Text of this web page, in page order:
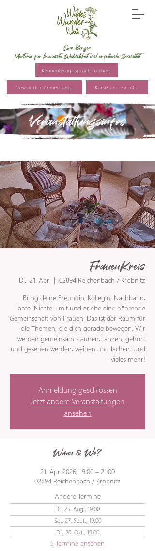
Sina Berger
Mentorin für bewusste Weiblichkeit und erfüllende Sexualität
Newsletter Anmeldung
Kennenlerngespräch buchen
Kurse und Events
Veranstaltungsinfos
FrauenKreis
Di., 21. Apr.
  |
02894 Reichenbach / Krobnitz
Bring deine Freundin, Kollegin, Nachbarin,
Tante, Nichte... mit und erlebe eine nährende
Gemeinschaft von Frauen. Das ist der Raum für
die Themen, die dich gerade bewegen. Wir
werden gemeinsam staunen, tanzen, gehört
und gesehen werden, weinen und lachen. Und
vieles mehr!
Anmeldung geschlossen
Jetzt andere Veranstaltungen
ansehen
Wann & Wo?
21. Apr. 2026, 19:00 – 21:00
02894 Reichenbach / Krobnitz
Andere Termine
Di., 25. Aug., 19:00
So., 27. Sept., 19:00
Di., 20. Okt., 19:00
5 Termine ansehen